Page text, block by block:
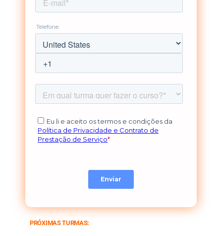
PRÓXIMAS TURMAS: